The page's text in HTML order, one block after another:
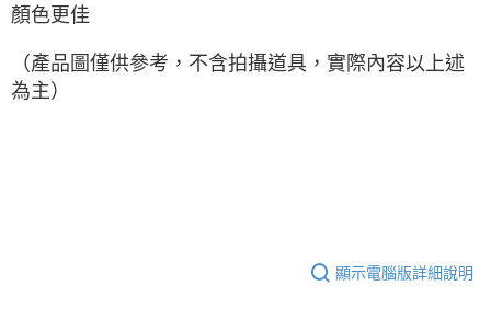
顏色更佳
（產品圖僅供參考，不含拍攝道具，實際內容以上述
為主）
顯示電腦版詳細說明